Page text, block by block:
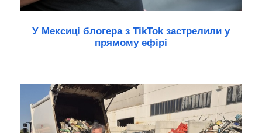
У Мексиці блогера з TikTok застрелили у
прямому ефірі